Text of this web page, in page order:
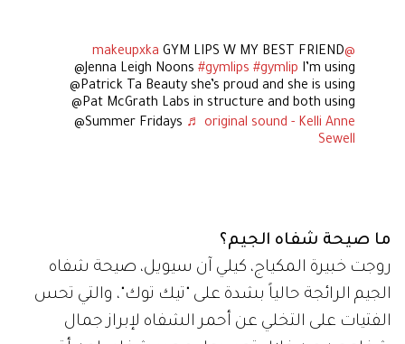
@makeupxka
GYM LIPS W MY BEST FRIEND
@Jenna Leigh Noons #gymlips #gymlip I’m using
@Patrick Ta Beauty she’s proud and she is using
@Pat McGrath Labs in structure and both using
@Summer Fridays ♬ original sound - Kelli Anne
Sewell
ما صيحة شفاه الجيم؟
روجت خبيرة المكياج، كيلي آن سيويل، صيحة شفاه
الجيم الرائجة حالياً بشدة على "تيك توك"، والتي تحس
الفتيات على التخلي عن أحمر الشفاه لإبراز جمال